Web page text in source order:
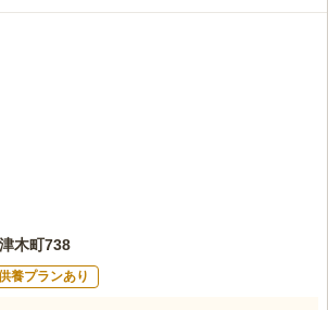
木町738
養プランあり